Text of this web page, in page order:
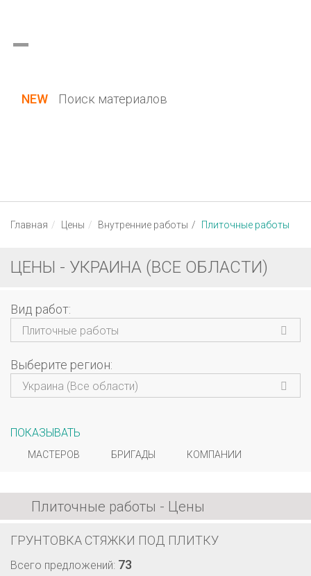
NEW Поиск материалов
Главная Цены Внутренние работы Плиточные работы
ЦЕНЫ - УКРАИНА (ВСЕ ОБЛАСТИ)
Вид работ
Плиточные работы
Выберите регион
Украина (Все области)
ПОКАЗЫВАТЬ
МАСТЕРОВ БРИГАДЫ КОМПАНИИ
Плиточные работы - Цены
ГРУНТОВКА СТЯЖКИ ПОД ПЛИТКУ
Всего предложений: 73